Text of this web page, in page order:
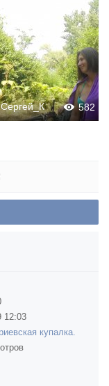
582
Сергей_К
12:03
купалка.